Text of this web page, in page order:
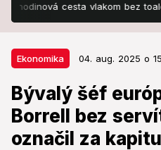
cesta vlakom bez toalety!
Ekonomika 04. aug. 2025 o
Bývalý šéf
Borrell bez
označil za
Ekonomika 04. aug. 2025
Bývalý šéf
Borrell bez
za kapituláciu